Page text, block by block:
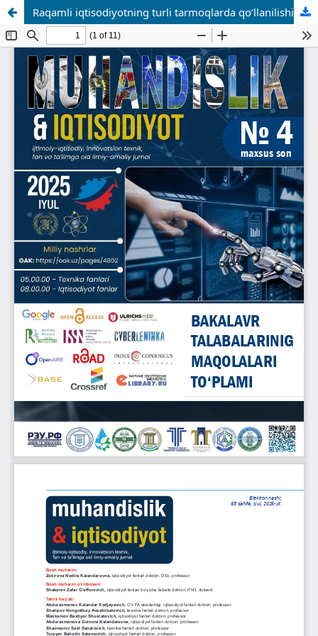
Raqamli iqtisodiyotning turli tarmoqlarda qo‘llanilishi va sanoat korxonalarini raqamlashtirishda innovatsion texnologiyalarni joriy etish